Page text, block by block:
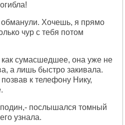
Хочешь, я прямо
чур с тебя потом
сумасшедшее, она уже не
а лишь быстро закивала.
к телефону Нику,
послышался томный
узнала.